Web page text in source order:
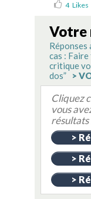
WEBINAIRES
QUESTIONNAIRE
4 Likes
Votre
Réponses
cas :
critique
dos”
>
Cliquez
vous
résultats
>
>
>